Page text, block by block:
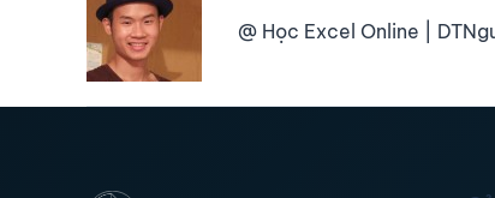
@ Học Excel Online |